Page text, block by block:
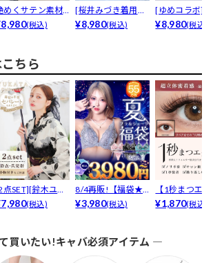
めくサテン素材
高級感抜群♪上
(税込)
[桜井みづき着用・
小さめサイズ]めち
¥8,980(税込)
[ゆめコラボ]
上品ワンショ
¥8,980(税込)
ちら
点SET][鈴木ユリ
(baby)...(税込)
8/4再販!【福袋★
ブラセット3点
¥3,980(税込)
【1秒まつエ
リュームタイ
¥1,870(税込)
買いたい!キャバ必須アイテム ―